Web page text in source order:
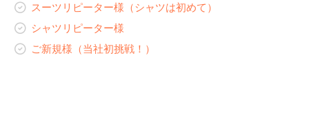
スーツリピーター様（シャツは初めて）
シャツリピーター様
ご新規様（当社初挑戦！）